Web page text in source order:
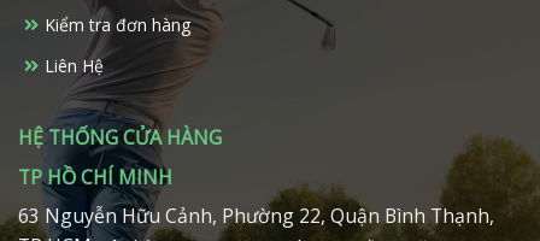
Kiểm tra đơn hàng
Liên Hệ
HỆ THỐNG CỬA HÀNG
TP HỒ CHÍ MINH
63 Nguyễn Hữu Cảnh, Phường 22, Quận Bình Thạnh,